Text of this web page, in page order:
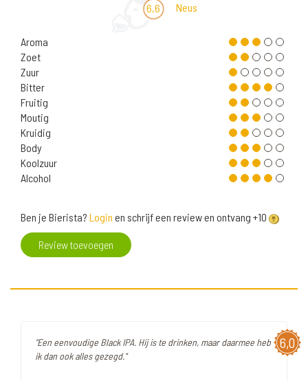
6,6 Neus
Aroma
Zoet
Zuur
Bitter
Fruitig
Moutig
Kruidig
Body
Koolzuur
Alcohol
Ben je Bierista? Login en schrijf een review en ontvang +10
Review toevoegen
6,0
"Een eenvoudige Black IPA. Hij is te drinken, maar daarmee heb
ik dan ook alles gezegd."